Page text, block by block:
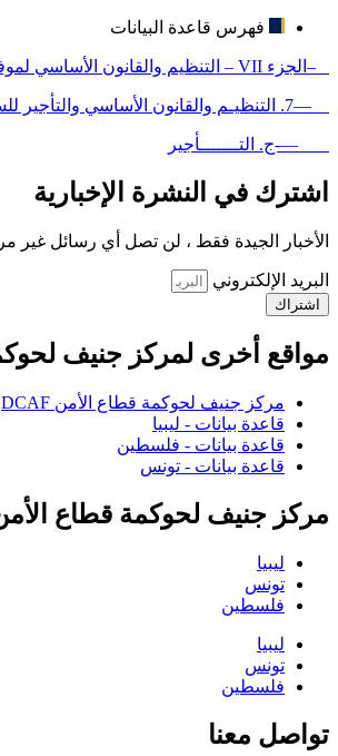
فهرس قاعدة البيانات
–الجزء VII – التنظيم والقانون الأساسي لموفري الأمن والعدالة
—7. التنظيـم والقانون الأساسي والتأجير للسلك الديبلوماسي التابع لوزارة الخارجية
—-ج. التـــــــأجير
اشترك في النشرة الإخبارية
الأخبار الجيدة فقط ، لن تصل أي رسائل غير
البريد الإلكتروني
اشتراك
مواقع أخرى لمركز جنيف
مركز جنيف لحوكمة قطاع الأمن DCAF
قاعدة بيانات - ليبيا
قاعدة بيانات - فلسطين
قاعدة بيانات - تونس
مركز جنيف لحوكمة قطاع
ليبيا
تونس
فلسطين
ليبيا
تونس
فلسطين
تواصل معنا